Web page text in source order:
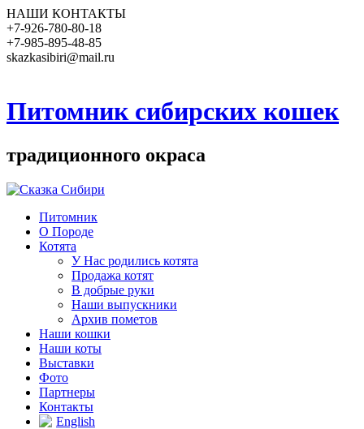
НАШИ КОНТАКТЫ
+7-926-780-80-18
+7-985-895-48-85
skazkasibiri@mail.ru
Питомник сибирских кошек
традиционного окраса
Питомник
О Породе
Котята
У Нас родились котята
Продажа котят
В добрые руки
Наши выпускники
Архив пометов
Наши кошки
Наши коты
Выставки
Фото
Партнеры
Контакты
English